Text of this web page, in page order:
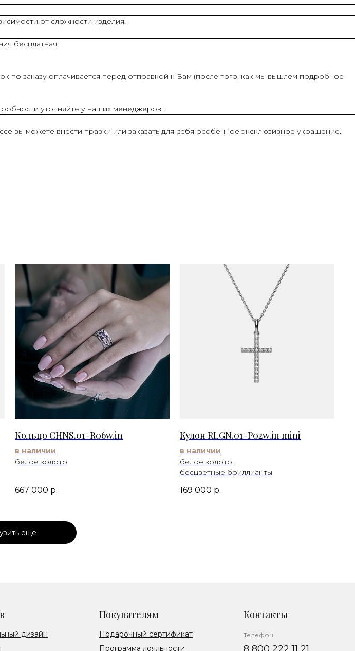
от сложности изделия.
бесплатная.
по заказу оплачивается перед отправкой к Вам (после того, как мы вышлем подробное
уточняйте у наших менеджеров.
вы можете внести правки или заказать для себя особенное эксклюзивное украшение.
Кольцо CHNS.01-R06w.in
в наличии
белое золото
667 000 р.
Кулон RLGN.01-P02w.in mini
в наличии
белое золото
бесцветные бриллианты
169 000 р.
ещё
Контакты
Покупателям
Телефон
Подарочный сертификат
дизайн
Программа лояльности